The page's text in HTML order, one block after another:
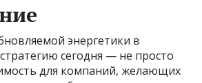
энергетики в
сегодня — не просто
для компаний, желающих